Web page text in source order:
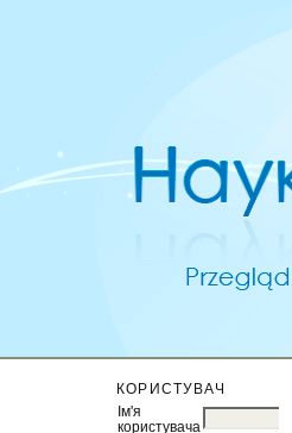
КОРИСТУВАЧ
Ім'я
користувача